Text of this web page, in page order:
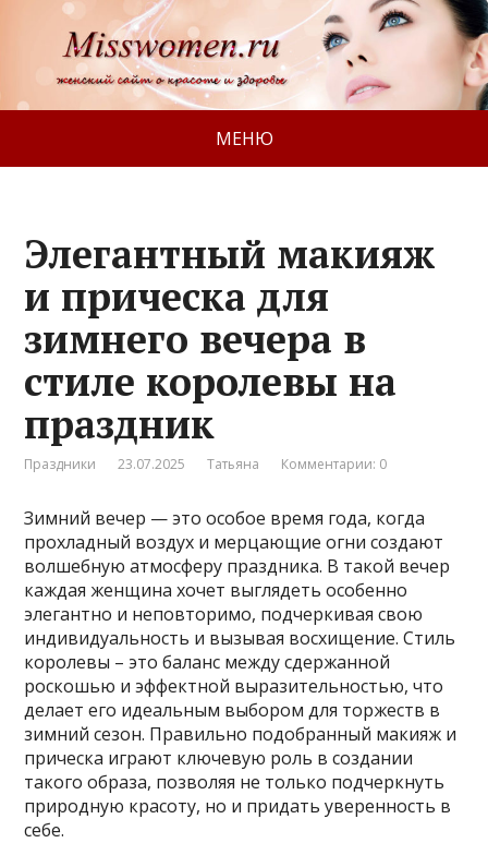
МЕНЮ
Элегантный макияж
и прическа для
зимнего вечера в
стиле королевы на
праздник
Праздники 23.07.2025 Татьяна Комментарии: 0
Зимний вечер — это особое время года, когда
прохладный воздух и мерцающие огни создают
волшебную атмосферу праздника. В такой вечер
каждая женщина хочет выглядеть особенно
элегантно и неповторимо, подчеркивая свою
индивидуальность и вызывая восхищение. Стиль
королевы – это баланс между сдержанной
роскошью и эффектной выразительностью, что
делает его идеальным выбором для торжеств в
зимний сезон. Правильно подобранный макияж и
прическа играют ключевую роль в создании
такого образа, позволяя не только подчеркнуть
природную красоту, но и придать уверенность в
себе.